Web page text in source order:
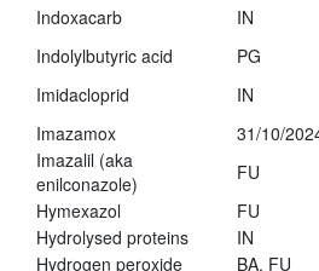
Indoxacarb IN
Indolylbutyric acid
PG
Imidacloprid
IN
Imazamox
31/10/
Imazalil (aka
enilconazole)
FU
Hymexazol
FU
Hydrolysed proteins
IN
Hydrogen peroxide
BA, FU